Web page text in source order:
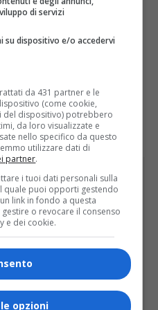
dei mezzi all’ospedale
del Calice Gigante n. 10 a
di servizi
su dispositivo e/o accedervi
da 431 partner e le
(come cookie,
del dispositivo) potrebbero
da loro visualizzate e
nello specifico da questo
utilizzare dati di
partner.
i tuoi dati personali sulla
quale puoi opporti gestendo
link in fondo a questa
o revocare il consenso
e dei cookie.
opzioni